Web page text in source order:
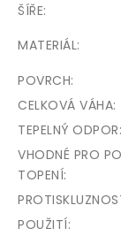
ŠÍŘE:
MATERIÁL:
POVRCH:
CELKOVÁ VÁHA:
TEPELNÝ ODPOR:
VHODNÉ PRO
TOPENÍ:
POUŽITÍ: